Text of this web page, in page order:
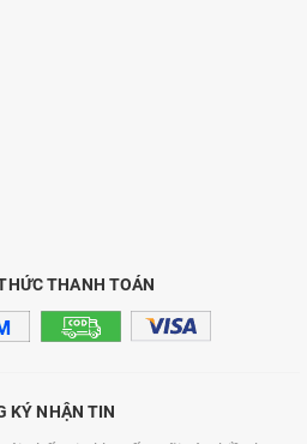
THANH TOÁN
KÝ NHẬN TIN